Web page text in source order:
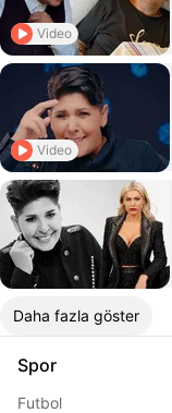
Video
Video
Daha fazla göster
Spor
Futbol